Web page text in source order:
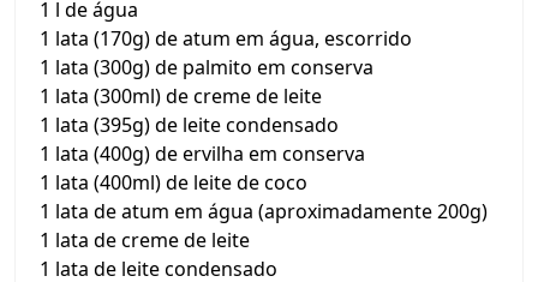
1 l de água
1 lata (170g) de atum em água, escorrido
1 lata (300g) de palmito em conserva
1 lata (300ml) de creme de leite
1 lata (395g) de leite condensado
1 lata (400g) de ervilha em conserva
1 lata (400ml) de leite de coco
1 lata de atum em água (aproximadamente 200g)
1 lata de creme de leite
1 lata de leite condensado